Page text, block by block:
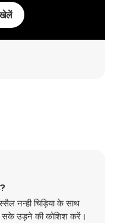
नन्ही चिड़िया के साथ
सके उड़ने की कोशिश करें।